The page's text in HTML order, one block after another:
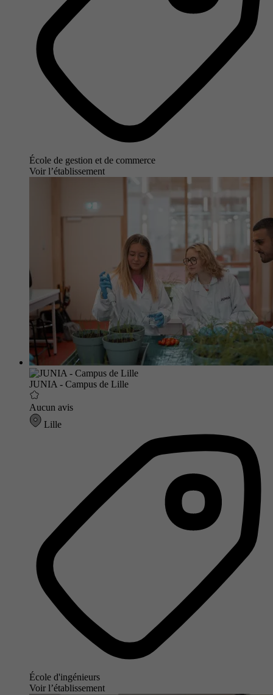
École de gestion et de commerce
Voir l’établissement
JUNIA - Campus de Lille
Aucun avis
Lille
École d'ingénieurs
Voir l’établissement